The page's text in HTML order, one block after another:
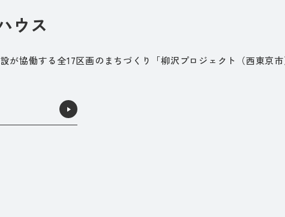
ウス
が協働する全17区画のまちづくり「柳沢プロジェクト（西東京